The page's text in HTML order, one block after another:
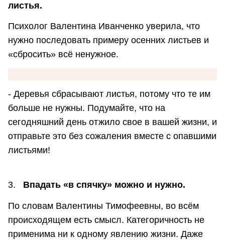
листья.
Психолог Валентина Иванченко уверила, что
нужно последовать примеру осенних листьев и
«сбросить» всё ненужное.
- Деревья сбрасывают листья, потому что те им
больше не нужны. Подумайте, что на
сегодняшний день отжило свое в вашей жизни, и
отправьте это без сожаления вместе с опавшими
листьями!
3. Впадать «в спячку» можно и нужно.
По словам Валентины Тимофеевны, во всём
происходящем есть смысл. Категоричность не
применима ни к одному явлению жизни. Даже